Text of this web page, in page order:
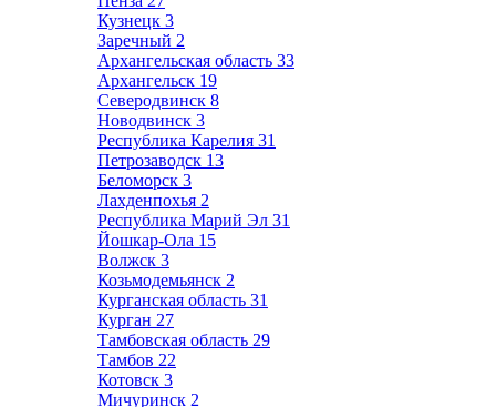
Кузнецк 3
Заречный 2
Архангельская область 33
Архангельск 19
Северодвинск 8
Новодвинск 3
Республика Карелия 31
Петрозаводск 13
Беломорск 3
Лахденпохья 2
Республика Марий Эл 31
Йошкар-Ола 15
Волжск 3
Козьмодемьянск 2
Курганская область 31
Курган 27
Тамбовская область 29
Тамбов 22
Котовск 3
Мичуринск 2